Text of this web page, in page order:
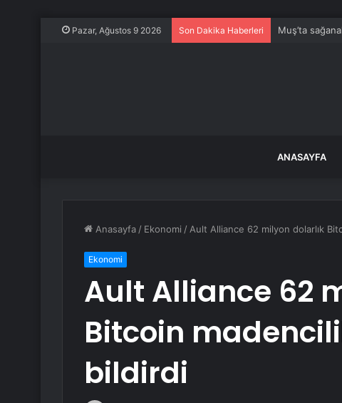
Pazar, Ağustos 9 2026 Son Dakika Haberleri Muş’ta
ANASAYFA
Anasayfa / Ekonomi / Ault Alliance 62 milyon dolarlık
Ekonomi
Ault Alliance 62
Bitcoin
bildirdi